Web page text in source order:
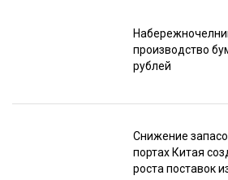
производство
рублей
Снижение
портах Китая
роста поставок